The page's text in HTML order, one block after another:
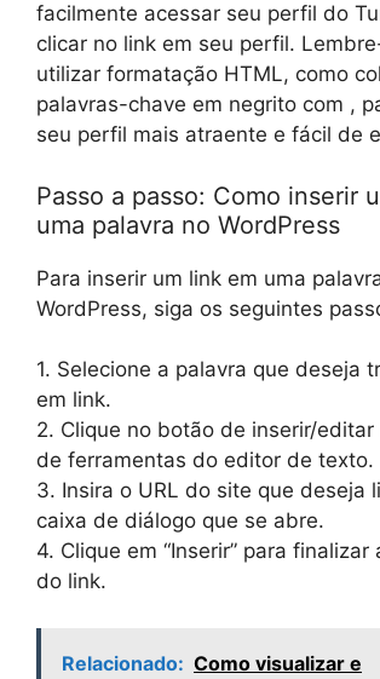
facilmente acessar seu perfil do
clicar no link em seu perfil.
utilizar formatação HTML, como
palavras-chave em negrito com ,
seu perfil mais atraente e fácil de
Passo a passo: Como inserir
uma palavra no WordPress
Para inserir um link em uma
WordPress, siga os seguintes
1. Selecione a palavra que deseja
em link.
2. Clique no botão de inserir/editar
de ferramentas do editor de texto.
3. Insira o URL do site que deseja
caixa de diálogo que se abre.
4. Clique em “Inserir” para finalizar
do link.
Relacionado: Como visualizar e